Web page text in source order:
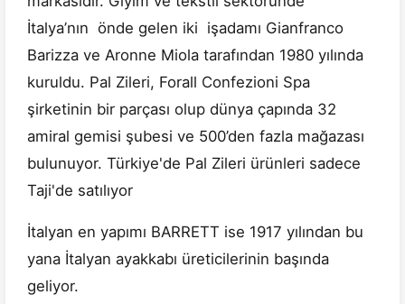
İtalya’nın önde gelen iki işadamı Gianfranco
Barizza ve Aronne Miola tarafından 1980 yılında
kuruldu. Pal Zileri, Forall Confezioni Spa
şirketinin bir parçası olup dünya çapında 32
amiral gemisi şubesi ve 500’den fazla mağazası
bulunuyor. Türkiye'de Pal Zileri ürünleri sadece
Taji'de satılıyor
İtalyan en yapımı BARRETT ise 1917 yılından bu
yana İtalyan ayakkabı üreticilerinin başında
geliyor.